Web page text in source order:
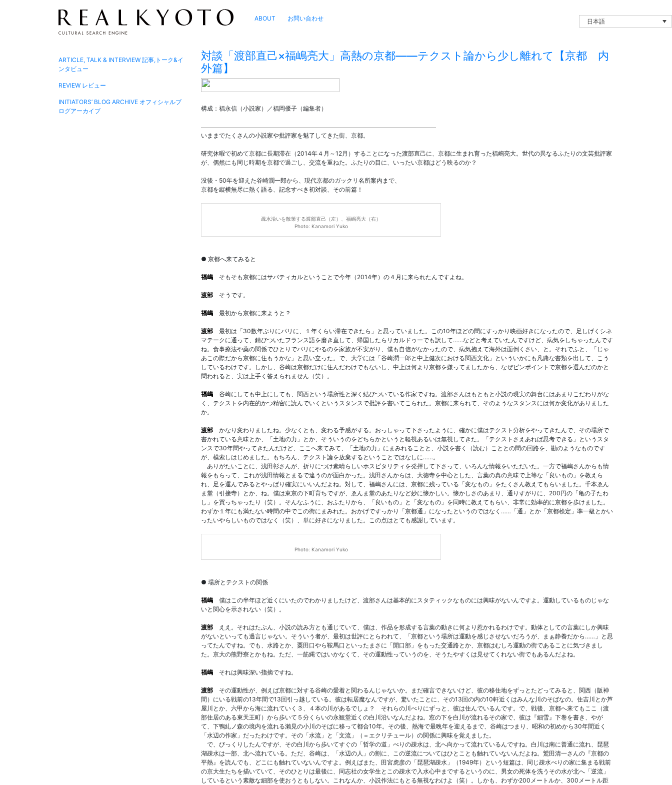
日本語
ABOUT お問い合わせ
ARTICLE, TALK & INTERVIEW 記事,トーク&イ
ンタビュー
REVIEW レビュー
INITIATORS’ BLOG ARCHIVE オフィシャルブ
ログアーカイブ
対談「渡部直己×福嶋亮大」高熱の京都――テクスト論から少し離れて【京都 内
外篇】
構成：福永信（小説家）／福岡優子（編集者）
いままでたくさんの小説家や批評家を魅了してきた街、京都。
研究休暇で初めて京都に長期滞在（2014年４月～12月）することになった渡部直己に、京都に生まれ育った福嶋亮大。世代の異なるふたりの文芸批評家
が、偶然にも同じ時期を京都で過ごし、交流を重ねた。ふたりの目に、いったい京都はどう映るのか？
没後・50年を迎えた谷崎潤一郎から、現代京都のガックリ名所案内まで、
京都を縦横無尽に熱く語る、記念すべき初対談、その前篇！
疏水沿いを散策する渡部直己（左）、福嶋亮大（右）
Photo: Kanamori Yuko
● 京都へ来てみると
福嶋 そもそも京都にはサバティカルということで今年（2014年）の４月に来られたんですよね。
渡部 そうです。
福嶋 最初から京都に来ようと？
渡部 最初は「30数年ぶりにパリに、１年くらい滞在できたら」と思っていました。この10年ほどの間にすっかり映画好きになったので、足しげくシネ
マテークに通って、錆びついたフランス語を磨き直して、帰国したらリカルドゥーでも訳して……などと考えていたんですけど、病気をしちゃったんです
ね。食事療法や薬の関係でひとりでパリにやるのを家族が不安がり、僕も自信がなかったので、病気抱えて海外は面倒くさい、と。それでふと、「じゃ
あこの際だから京都に住もうかな」と思い立った。で、大学には「谷崎潤一郎と中上健次における関西文化」といういかにも凡庸な書類を出して、こう
しているわけです。しかし、谷崎は京都だけに住んだわけでもないし、中上は何より京都を嫌ってましたから、なぜピンポイントで京都を選んだのかと
問われると、実は上手く答えられません（笑）。
福嶋 谷崎にしても中上にしても、関西という場所性と深く結びついている作家ですね。渡部さんはもともと小説の現実の舞台にはあまりこだわりがな
く、テクストを内在的かつ精密に読んでいくというスタンスで批評を書いてこられた。京都に来られて、そのようなスタンスには何か変化がありました
か。
渡部 かなり変わりましたね。少なくとも、変わる予感がする。おっしゃって下さったように、確かに僕はテクスト分析をやってきたんで、その場所で
書かれている意味とか、「土地の力」とか、そういうのをどちらかというと軽視あるいは無視してきた。「テクストさえあれば思考できる」というスタ
ンスで30年間やってきたんだけど、ここへ来てみて、「土地の力」にまみれることと、小説を書く（読む）こととの間の回路を、勘のようなものです
が、模索しはじめました。もちろん、テクスト論を放棄するということではなしに……。
ありがたいことに、浅田彰さんが、折りにつけ素晴らしいホスピタリティを発揮して下さって、いろんな情報をいただいた。一方で福嶋さんからも情
報をもらって、これが浅田情報とまるで違うのが面白かった。浅田さんからは、大徳寺を中心とした、言葉の真の意味で上等な「良いもの」を教えら
れ、足を運んでみるとやっぱり確実にいいんだよね。対して、福嶋さんには、京都に残っている「変なもの」をたくさん教えてもらいました。千本ゑん
ま堂（引接寺）とか、ね。僕は東京の下町育ちですが、ゑんま堂のあたりなど妙に懐かしい。懐かしさのあまり、通りすがりに、200円の「亀の子たわ
し」を買っちゃったり（笑）。そんなふうに、おふたりから、「良いもの」と「変なもの」を同時に教えてもらい、非常に効率的に京都を歩けました。
わずか１年にも満たない時間の中でこの街にまみれた。おかげですっかり「京都通」になったというのではなく……「通」とか「京都検定」準一級とかい
ったいやらしいものではなく（笑）、単に好きになりました。この点はとても感謝しています。
Photo: Kanamori Yuko
● 場所とテクストの関係
福嶋 僕はこの半年ほど近くにいたのでわかりましたけど、渡部さんは基本的にスタティックなものには興味がないんですよ。運動しているものじゃな
いと関心を示されない（笑）。
渡部 ええ。それはたぶん、小説の読み方とも通じていて、僕は、作品を形成する言葉の動きに何より惹かれるわけです。動体としての言葉にしか興味
がないといっても過言じゃない。そういう者が、最初は世評にとらわれて、「京都という場所は運動を感じさせないだろうが、まぁ静養だから……」と思
ってたんですね。でも、水路とか、粟田口やら鞍馬口といったまさに「開口部」をもった交通路とか、京都はむしろ運動の街であることに気づきまし
た。京大の熊野寮とかもね。ただ、一筋縄ではいかなくて、その運動性っていうのを、そうたやすくは見せてくれない街でもあるんだよね。
福嶋 それは興味深い指摘ですね。
渡部 その運動性が、例えば京都に対する谷崎の愛着と関わるんじゃないか。まだ確言できないけど、彼の移住地をずっとたどってみると、関西（阪神
間）にいる戦前の13年間で13回引っ越している。彼は転居魔なんですが、驚いたことに、その13回の内の10軒近くはみんな川のそばなの。住吉川とか芦
屋川とか、六甲から海に流れていく３、４本の川があるでしょ？ それらの川べりにずっと、彼は住んでいるんです。で、戦後、京都へ来てもここ（渡
部住居のある東天王町）から歩いて５分くらいの永観堂近くの白川沿いなんだよね。窓の下を白川が流れるその家で、彼は『細雪』下巻を書き、やが
て、下鴨糺ノ森の境内を流れる瀨見の小川のそばに移って都合10年。その後、熱海で最晩年を迎えるまで、谷崎はつまり、昭和の初めから30年間近く
「水辺の作家」だったわけです。その「水流」と「文流」（＝エクリチュール）の関係に興味を覚えました。
で、びっくりしたんですが、その白川から歩いてすぐの「哲学の道」べりの疎水は、北へ向かって流れているんですね。白川は南に普通に流れ、琵琶
湖疎水は一部、北へ流れている。ただ、谷崎は、「水辺の人」の割に、この逆流についてはひとことも触れていないんだよね。鷲田清一さんの『京都の
平熱』を読んでも、どこにも触れていないんですよ。例えばまた、田宮虎彦の「琵琶湖疎水」（1949年）という短篇は、同じ疎水べりの家に集まる戦前
の京大生たちを描いていて、そのひとりは最後に、同志社の女学生とこの疎水で入水心中までするというのに、男女の死体を洗うその水が北へ「逆流」
しているという素敵な細部を使おうともしない。これなんか、小説作法にもとる無視なわけよ（笑）。しかも、わずか200メートルか、300メートル距